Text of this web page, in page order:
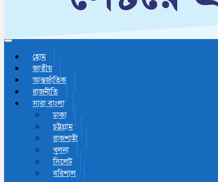
Toggle navigation
হোম
জাতীয়
আন্তর্জাতিক
রাজনীতি
সারা বাংলা
ঢাকা
চট্টগ্রাম
রাজশাহী
খুলনা
সিলেট
বরিশাল